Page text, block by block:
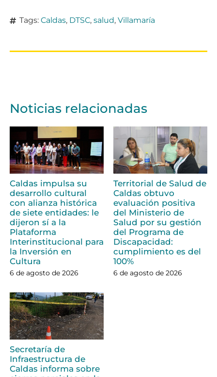
Tags: Caldas, DTSC, salud, Villamaría
Noticias relacionadas
Caldas impulsa su
desarrollo cultural
con alianza histórica
de siete entidades: le
dijeron sí a la
Plataforma
Interinstitucional para
la Inversión en
Cultura
6 de agosto de 2026
Territorial de Salud de
Caldas obtuvo
evaluación positiva
del Ministerio de
Salud por su gestión
del Programa de
Discapacidad:
cumplimiento es del
100%
6 de agosto de 2026
Secretaría de
Infraestructura de
Caldas informa sobre